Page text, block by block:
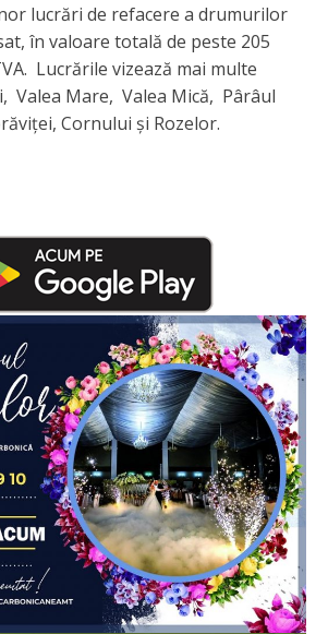
lucrări de refacere a drumurilor
în valoare totală de peste 205
Lucrările vizează mai multe
Valea Mare, Valea Mică, Pârâul
Cornului și Rozelor.